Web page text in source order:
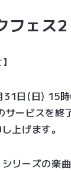
フェス
日(日) 15
サービスを終
上げます。
リーズの楽